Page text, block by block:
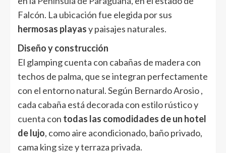
Falcón. La ubicación fue elegida por sus
hermosas playasy paisajes naturales.
Diseño y construcción
El glamping cuenta con cabañas de madera con
techos de palma, que se integran perfectamente
con el entorno natural. Según Bernardo Arosio ,
cada cabaña está decorada con estilo rústico y
cuenta con todas las comodidades de un hotel
de lujo, como aire acondicionado, baño privado,
cama king sizey terraza privada.